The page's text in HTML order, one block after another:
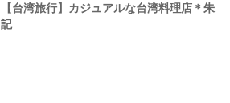
【台湾旅行】カジュアルな台湾料理店＊朱
記